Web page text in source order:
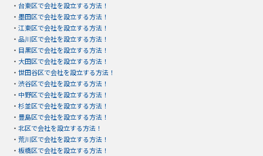
・ 台東区で会社を設立する方法！
・ 墨田区で会社を設立する方法！
・ 江東区で会社を設立する方法！
・ 品川区で会社を設立する方法！
・ 目黒区で会社を設立する方法！
・ 大田区で会社を設立する方法！
・ 世田谷区で会社を設立する方法！
・ 渋谷区で会社を設立する方法！
・ 中野区で会社を設立する方法！
・ 杉並区で会社を設立する方法！
・ 豊島区で会社を設立する方法！
・ 北区で会社を設立する方法！
・ 荒川区で会社を設立する方法！
・ 板橋区で会社を設立する方法！